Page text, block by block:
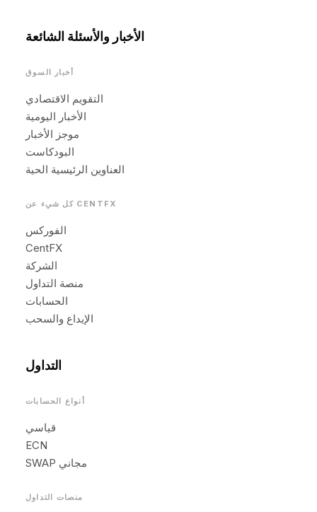
الأخبار والأسئلة الشائعة
أخبار السوق
التقويم الاقتصادي
الأخبار اليومية
موجز الأخبار
البودكاست
العناوين الرئيسية الحية
كل شيء عن CENTFX
الفوركس
CentFX
الشركة
منصة التداول
الحسابات
الإيداع والسحب
التداول
أنواع الحسابات
قياسي
ECN
SWAP مجاني
منصات التداول